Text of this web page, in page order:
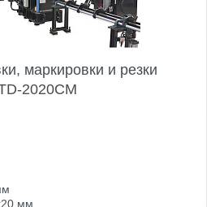
маркировки и резки
2020CM
мм